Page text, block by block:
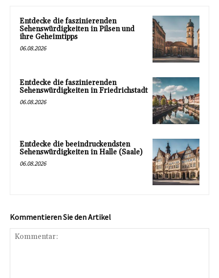
Entdecke die faszinierenden
Sehenswürdigkeiten in Pilsen und
ihre Geheimtipps
06.08.2026
Entdecke die faszinierenden
Sehenswürdigkeiten in Friedrichstadt
06.08.2026
Entdecke die beeindruckendsten
Sehenswürdigkeiten in Halle (Saale)
06.08.2026
Kommentieren Sie den Artikel